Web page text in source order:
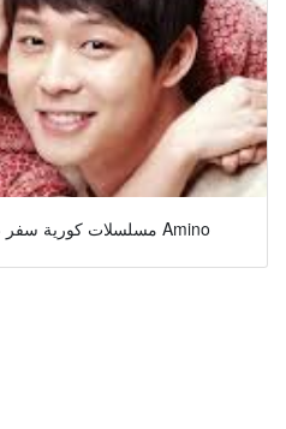
مسلسلات كورية سفر عبر الزمن الدراما الكورية Amino